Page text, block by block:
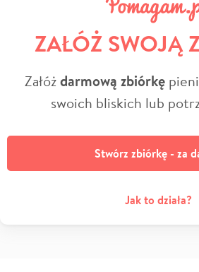
ZAŁÓŻ SWOJĄ
Załóżdarmową zbiórkę
swoich bliskich lub
Stwórz zbiórkę - za
Jak to działa?